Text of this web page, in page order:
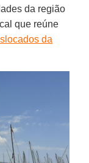
da região
que reúne
da